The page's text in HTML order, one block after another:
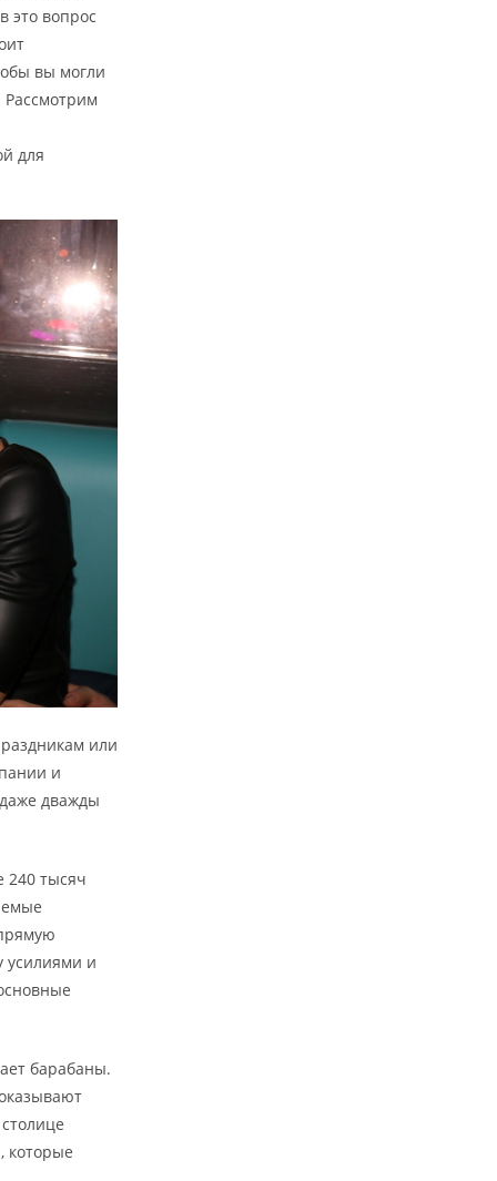
это вопрос
вы могли
для
или
и
дважды
240 тысяч
усилиями и
барабаны.
которые